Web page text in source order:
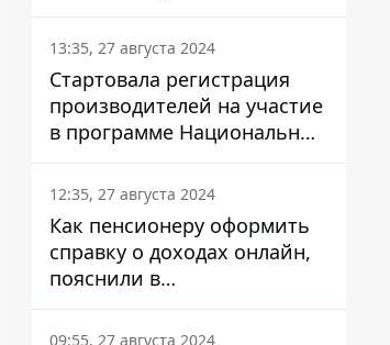
13:35, 27 августа 2024
Стартовала регистрация
производителей на участие
в программе Национальный
кэшбек: как это сделать
через портал Дія
12:35, 27 августа 2024
Как пенсионеру оформить
справку о доходах онлайн,
пояснили в
Минсоцполитики
09:55, 27 августа 2024